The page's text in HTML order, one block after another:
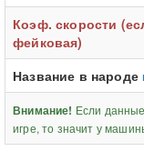
Коэф. скорости
фейковая)
Название в народе
Внимание! Если
игре, то значит у